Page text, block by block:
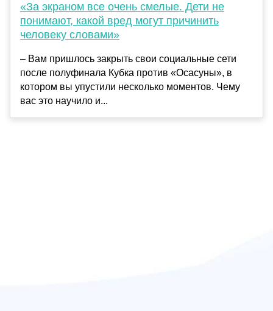
«За экраном все очень смелые. Дети не
понимают, какой вред могут причинить
человеку словами»
– Вам пришлось закрыть свои социальные сети
после полуфинала Кубка против «Осасуны», в
котором вы упустили несколько моментов. Чему
вас это научило и...